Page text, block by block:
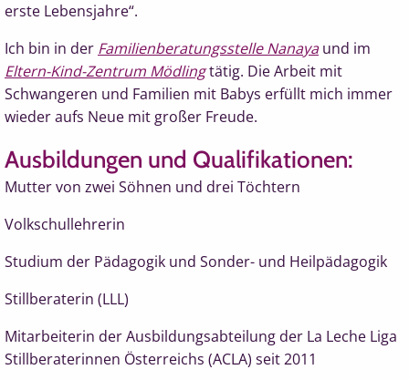
erste Lebensjahre“.
Ich bin in der Familienberatungsstelle Nanayaund im
Eltern-Kind-Zentrum Mödlingtätig. Die Arbeit mit
Schwangeren und Familien mit Babys erfüllt mich immer
wieder aufs Neue mit großer Freude.
Ausbildungen und Qualifikationen:
Mutter von zwei Söhnen und drei Töchtern
Volkschullehrerin
Studium der Pädagogik und Sonder- und Heilpädagogik
Stillberaterin (LLL)
Mitarbeiterin der Ausbildungsabteilung der La Leche Liga
Stillberaterinnen Österreichs (ACLA) seit 2011